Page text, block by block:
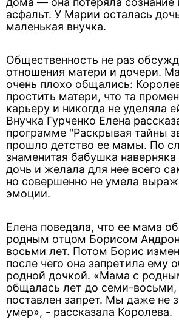
асфальт. У Марии осталась
маленькая внучка.
Общественность не раз
отношения матери и дочери.
очень плохо общались:
простить матери, что та
карьеру и никогда не уделяла
Внучка Гурченко Елена
программе "Раскрывая тайны
прошло детство ее мамы. По
знаменитая бабушка
дочь и желала для нее всего
но совершенно не умела
эмоции.
Елена поведала, что ее мама
родным отцом Борисом
восьми лет. Потом Борис
после чего она запретила ему
родной дочкой. «Мама с
общалась лет до семи-
поставлен запрет. Мы даже не
умер», - рассказала Королева.